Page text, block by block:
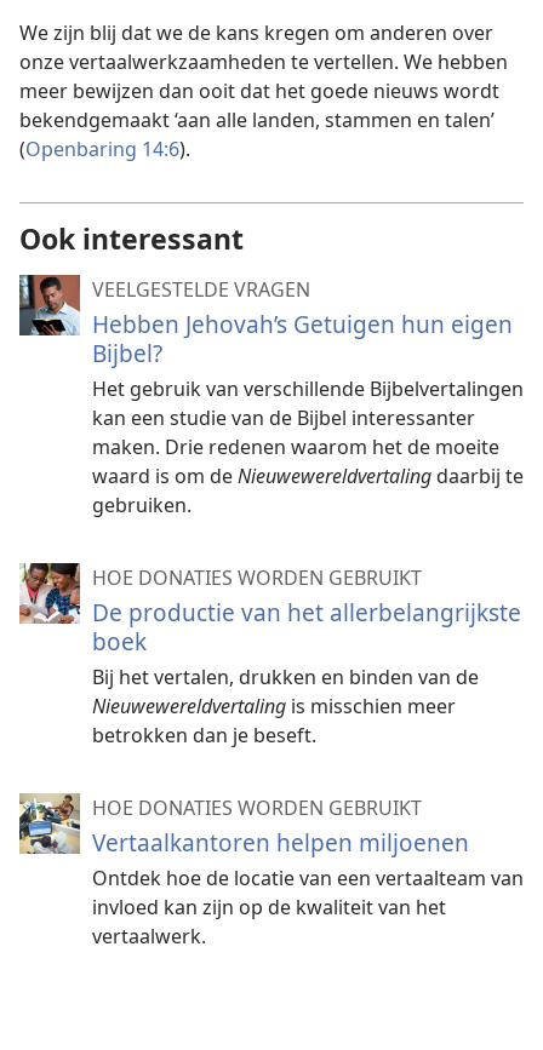
We zijn blij dat we de kans kregen om anderen over
onze vertaalwerkzaamheden te vertellen. We hebben
meer bewijzen dan ooit dat het goede nieuws wordt
bekendgemaakt ‘aan alle landen, stammen en talen’
(Openbaring 14:6).
Ook interessant
VEELGESTELDE VRAGEN
Hebben Jehovah’s Getuigen hun eigen
Bijbel?
Het gebruik van verschillende Bijbelvertalingen
kan een studie van de Bijbel interessanter
maken. Drie redenen waarom het de moeite
waard is om deNieuwewereldvertalingdaarbij te
gebruiken.
HOE DONATIES WORDEN GEBRUIKT
De productie van het allerbelangrijkste
boek
Bij het vertalen, drukken en binden van de
Nieuwewereldvertaling is misschien meer
betrokken dan je beseft.
HOE DONATIES WORDEN GEBRUIKT
Vertaalkantoren helpen miljoenen
Ontdek hoe de locatie van een vertaalteam van
invloed kan zijn op de kwaliteit van het
vertaalwerk.